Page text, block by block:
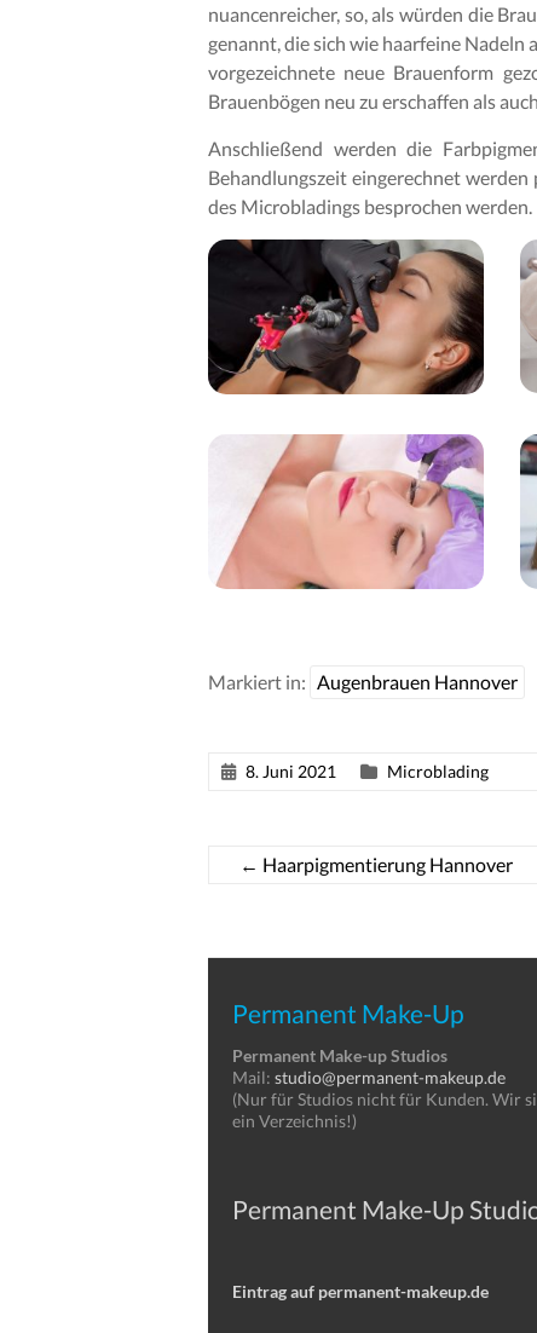
nuancenreicher, so, als würden die
genannt, die sich wie haarfeine
vorgezeichnete neue Brauenform
Brauenbögen neu zu erschaffen als
Anschließend werden die
Behandlungszeit eingerechnet
des Microbladings besprochen werden.
Markiert in: Augenbrauen Hannover
8. Juni 2021 Microblading
← Haarpigmentierung Hannover
Permanent Make-Up
Permanent Make-up Studios
Mail: studio@permanent-makeup.de
(Nur für Studios nicht für Kunden. Wir
ein Verzeichnis!)
Permanent Make-Up
Eintrag auf permanent-makeup.de